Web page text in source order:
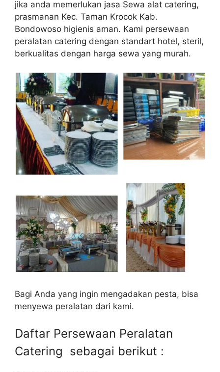
jika anda memerlukan jasa Sewa alat catering,
prasmanan Kec. Taman Krocok Kab.
Bondowoso higienis aman. Kami persewaan
peralatan catering dengan standart hotel, steril,
berkualitas dengan harga sewa yang murah.
Bagi Anda yang ingin mengadakan pesta, bisa
menyewa peralatan dari kami.
Daftar Persewaan Peralatan
Catering sebagai berikut :